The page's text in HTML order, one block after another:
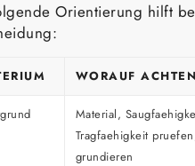
Orientierung hilft
WORAUF ACHTEN
Material,
Tragfaehigkeit
grundieren